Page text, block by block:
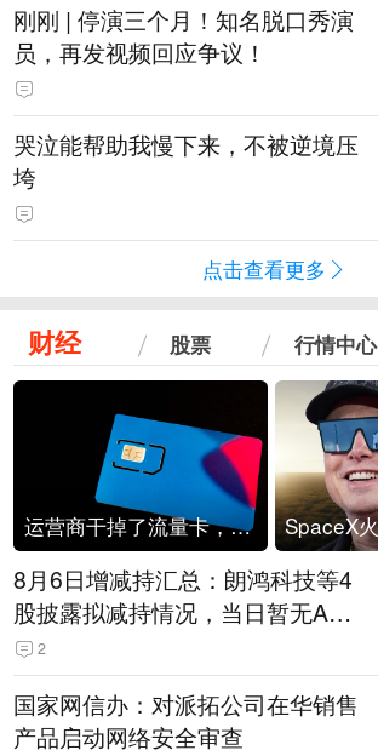
刚刚 | 停演三个月！知名脱口秀演
员，再发视频回应争议！
哭泣能帮助我慢下来，不被逆境压
垮
点击查看更多
财经 股票 行情中心
运营商干掉了流量卡，他们真的玩不起了
8月6日增减持汇总：朗鸿科技等4
股披露拟减持情况，当日暂无A股
公司披露拟增持情况（表）
2
国家网信办：对派拓公司在华销售
产品启动网络安全审查